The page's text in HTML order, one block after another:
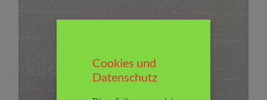
Cookies und
Datenschutz